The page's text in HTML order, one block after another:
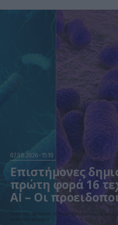
07.08.2026 15:10
Επιστήμονες
πρώτη φορά 16
AI – Οι
βιοασφάλεια
Ερευνητές σχεδίασαν 16 νέους βακτηριοφάγους με τη
ανθεκτικά μικρόβια